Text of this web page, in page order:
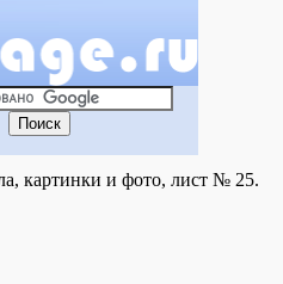
картинки и фото, лист № 25.